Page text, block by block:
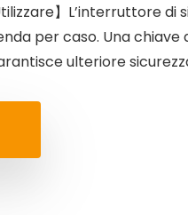
】L’interruttore di
per caso. Una chiave
ulteriore